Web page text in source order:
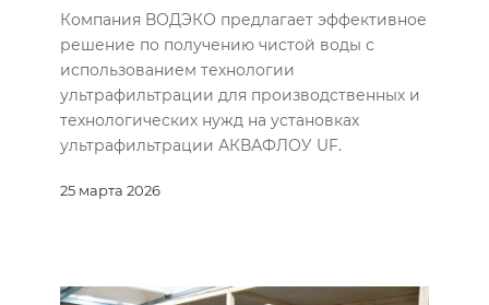
25 марта 2026
Компания ВОДЭКО предлагает эффективное
решение по получению чистой воды с
использованием технологии
ультрафильтрации для производственных и
технологических нужд на установках
ультрафильтрации АКВАФЛОУ UF.